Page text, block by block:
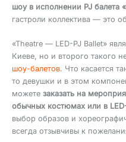
шоу в исполнении PJ балета
гастроли коллектива — это
«Theatre — LED-PJ Ballet»
Киеве, но и второго такого
шоу-балетов. Что касается
то девушки и в этом
можете заказать на
обычных костюмах или в
выбор образов и
всегда отзывчивы к